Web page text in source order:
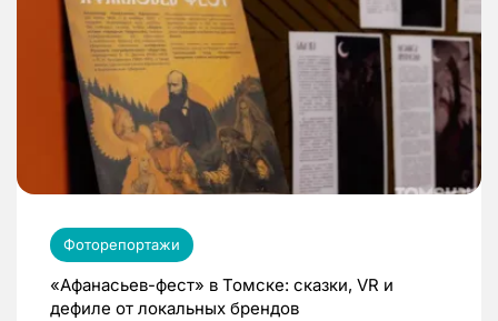
Фоторепортажи
«Афанасьев-фест» в Томске: сказки, VR и
дефиле от локальных брендов